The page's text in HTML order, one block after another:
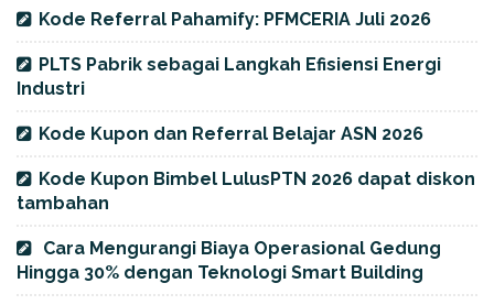
Kode Referral Pahamify: PFMCERIA Juli 2026
PLTS Pabrik sebagai Langkah Efisiensi Energi
Industri
Kode Kupon dan Referral Belajar ASN 2026
Kode Kupon Bimbel LulusPTN 2026 dapat diskon
tambahan
Cara Mengurangi Biaya Operasional Gedung
Hingga 30% dengan Teknologi Smart Building